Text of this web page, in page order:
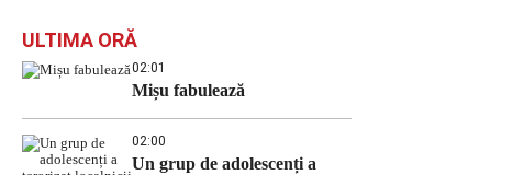
ULTIMA ORĂ
02:01
Mișu fabulează
02:00
Un grup de adolescenți a